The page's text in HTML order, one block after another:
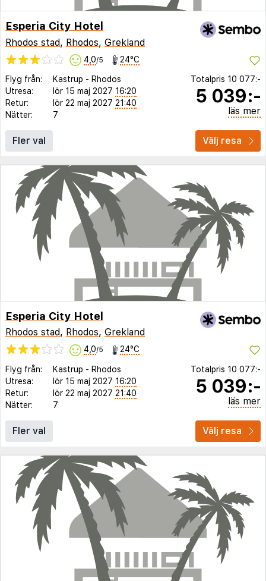
Esperia City Hotel
Rhodos stad, Rhodos, Grekland
4,0/5 24°C
Flyg från: Kastrup - Rhodos
Utresa:
lör 15 maj 2027 16:20
Retur:
lör 22 maj 2027 21:40
Nätter:
7
Totalpris 10 077:-
5 039:-
läs mer
Fler val Välj resa
Esperia City Hotel
Rhodos stad, Rhodos, Grekland
4,0/5 24°C
Flyg från: Kastrup - Rhodos
Utresa:
lör 15 maj 2027 16:20
Retur:
lör 22 maj 2027 21:40
Nätter:
7
Totalpris 10 077:-
5 039:-
läs mer
Fler val Välj resa